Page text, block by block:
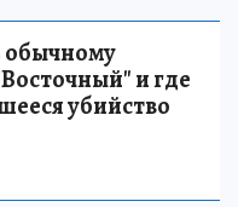
обычному
и где
убийство